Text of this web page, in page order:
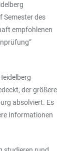
Semester des
empfohlenen
der größere
absolviert. Es
Informationen